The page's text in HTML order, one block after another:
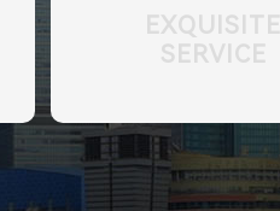
EXQUISITE
SERVICE